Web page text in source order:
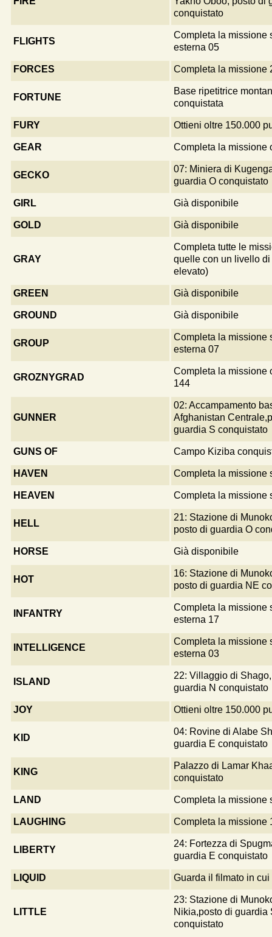
conquistato
FLIGHTS
Completa la missione
esterna 05
FORCES Completa la missione
FORTUNE
Base ripetitrice
conquistata
FURY Ottieni oltre 150.000
GEAR Completa la missione
GECKO
07: Miniera di
guardia O conquistato
GIRL Già disponibile
GOLD Già disponibile
GRAY
Completa tutte le
quelle con un livello
elevato)
GREEN Già disponibile
GROUND Già disponibile
GROUP
Completa la missione
esterna 07
GROZNYGRAD
Completa la missione
144
GUNNER
02: Accampamento
Afghanistan
guardia S conquistato
GUNS OF Campo Kiziba
HAVEN Completa la missione
HEAVEN Completa la missione
HELL
21: Stazione di
posto di guardia O
HORSE Già disponibile
HOT
16: Stazione di
posto di guardia NE
INFANTRY
Completa la missione
esterna 17
INTELLIGENCE
Completa la missione
esterna 03
ISLAND
22: Villaggio di
guardia N conquistato
JOY Ottieni oltre 150.000
KID
04: Rovine di Alabe
guardia E conquistato
KING
Palazzo di Lamar
conquistato
LAND Completa la missione
LAUGHING Completa la missione
LIBERTY
24: Fortezza di
guardia E conquistato
LIQUID Guarda il filmato in
LITTLE
23: Stazione di
Nikia,posto di guardia
conquistato